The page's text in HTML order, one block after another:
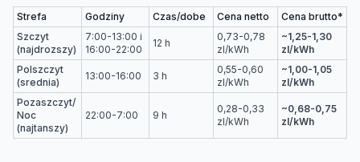
Strefa Godziny Czas/dobe Cena netto
Cena brutto*
Szczyt
(najdrozszy)
7:00-13:00 i
16:00-22:00
12 h
0,73-0,78
zl/kWh
~1,25-1,30
zl/kWh
Polszczyt
(srednia)
13:00-16:00 3 h
0,55-0,60
zl/kWh
~1,00-1,05
zl/kWh
Pozaszczyt/
Noc
(najtanszy)
22:00-7:00 9 h
0,28-0,33
zl/kWh
~0,68-0,75
zl/kWh